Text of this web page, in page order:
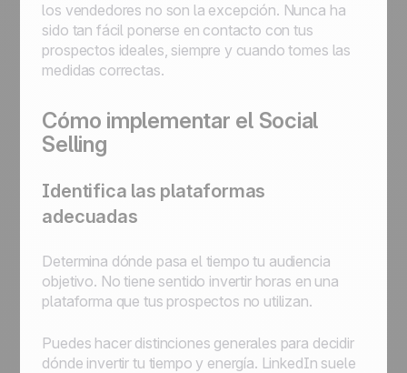
los vendedores no son la excepción. Nunca ha
sido tan fácil ponerse en contacto con tus
prospectos ideales, siempre y cuando tomes las
medidas correctas.
Cómo implementar el Social
Selling
Identifica las plataformas
adecuadas
Determina dónde pasa el tiempo tu audiencia
objetivo. No tiene sentido invertir horas en una
plataforma que tus prospectos no utilizan.
Puedes hacer distinciones generales para decidir
dónde invertir tu tiempo y energía. LinkedIn suele